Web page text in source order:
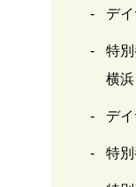
デ
特
横浜
デ
特